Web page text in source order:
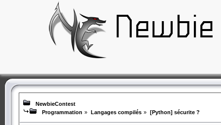
NewbieContest
Programmation » Langages compilés » [Python] sécurite ?